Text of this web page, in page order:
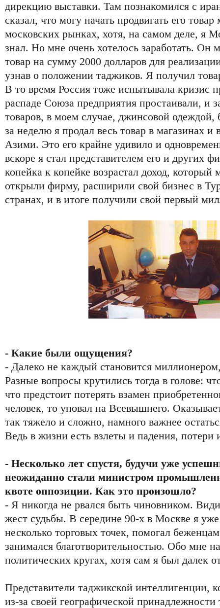
дирекцию выставки. Там познакомился с
сказал, что могу начать продвигать его
московских рынках, хотя, на самом деле, я
знал. Но мне очень хотелось заработать. Он
товар на сумму 2000 долларов для
узнав о положении таджиков. Я получил
В то время Россия тоже испытывала кризис
распаде Союза предприятия простаивали, и
товаров, в моем случае, джинсовой одеждой,
за неделю я продал весь товар в магазинах и
Азими. Это его крайне удивило и
вскоре я стал представителем его и других
копейка к копейке возрастал доход,
открыли фирму, расширили свой бизнес в
странах, и в итоге получили свой первый
- Какие были ощущения?
- Далеко не каждый становится
Разные вопросы крутились тогда в голове:
что предстоит потерять взамен
человек, то уповал на Всевышнего.
так тяжело и сложно, намного важнее
Ведь в жизни есть взлеты и падения, потери
- Несколько лет спустя, будучи уже
неожиданно стали министром
квоте оппозиции. Как это произошло?
- Я никогда не рвался быть чиновником.
жест судьбы. В середине 90-х в Москве я
несколько торговых точек, помогал
занимался благотворительностью. Обо мне
политических кругах, хотя сам я был далек
Представители таджикской интеллигенции,
из-за своей географической принадлежности